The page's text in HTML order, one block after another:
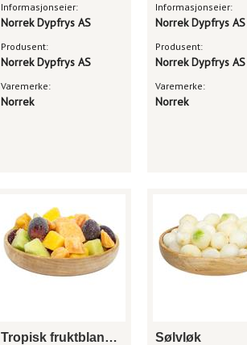
Informasjonseier:
Norrek Dypfrys AS
Produsent:
Norrek Dypfrys AS
Varemerke:
Norrek
Informasjonseier:
Norrek Dypfrys AS
Produsent:
Norrek Dypfrys AS
Varemerke:
Norrek
Tropisk fruktblanding Sølvløk